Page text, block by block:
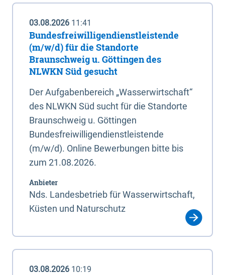
03.08.2026 11:41
Bundesfreiwilligendienstleistende
(m/w/d) für die Standorte
Braunschweig u. Göttingen des
NLWKN Süd gesucht
Der Aufgabenbereich „Wasserwirtschaft“
des NLWKN Süd sucht für die Standorte
Braunschweig u. Göttingen
Bundesfreiwilligendienstleistende
(m/w/d). Online Bewerbungen bitte bis
zum 21.08.2026.
Anbieter
Nds. Landesbetrieb für Wasserwirtschaft,
Küsten und Naturschutz
03.08.2026 10:19